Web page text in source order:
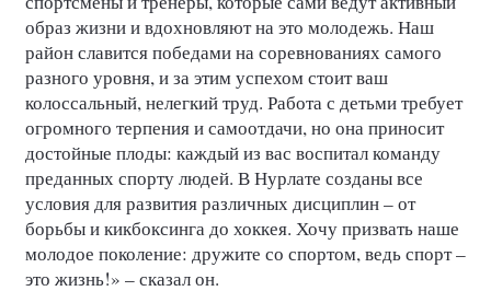
образ жизни и вдохновляют на это молодежь. Наш
район славится победами на соревнованиях самого
разного уровня, и за этим успехом стоит ваш
колоссальный, нелегкий труд. Работа с детьми требует
огромного терпения и самоотдачи, но она приносит
достойные плоды: каждый из вас воспитал команду
преданных спорту людей. В Нурлате созданы все
условия для развития различных дисциплин – от
борьбы и кикбоксинга до хоккея. Хочу призвать наше
молодое поколение: дружите со спортом, ведь спорт –
это жизнь!» – сказал он.